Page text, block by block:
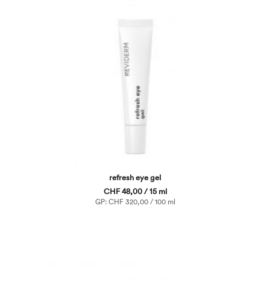
refresh eye gel
CHF 48,00 / 15 ml
GP: CHF 320,00 / 100 ml